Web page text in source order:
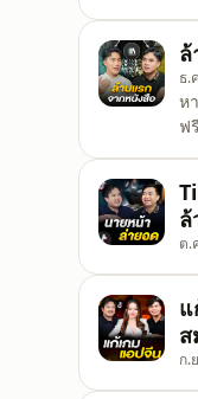
ล้
ธ.
ห
ฟ
ล้
ต.
ส
ก.